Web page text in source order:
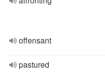
offensant
pastured